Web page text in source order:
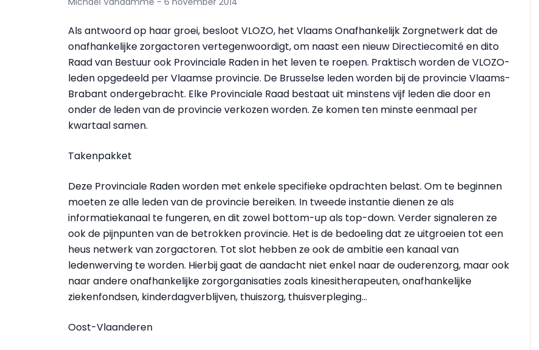
Als antwoord op haar groei, besloot VLOZO, het Vlaams Onafhankelijk Zorgnetwerk dat de
onafhankelijke zorgactoren vertegenwoordigt, om naast een nieuw Directiecomité en dito
Raad van Bestuur ook Provinciale Raden in het leven te roepen. Praktisch worden de VLOZO-
leden opgedeeld per Vlaamse provincie. De Brusselse leden worden bij de provincie Vlaams-
Brabant ondergebracht. Elke Provinciale Raad bestaat uit minstens vijf leden die door en
onder de leden van de provincie verkozen worden. Ze komen ten minste eenmaal per
kwartaal samen.
Takenpakket
Deze Provinciale Raden worden met enkele specifieke opdrachten belast. Om te beginnen
moeten ze alle leden van de provincie bereiken. In tweede instantie dienen ze als
informatiekanaal te fungeren, en dit zowel bottom-up als top-down. Verder signaleren ze
ook de pijnpunten van de betrokken provincie. Het is de bedoeling dat ze uitgroeien tot een
heus netwerk van zorgactoren. Tot slot hebben ze ook de ambitie een kanaal van
ledenwerving te worden. Hierbij gaat de aandacht niet enkel naar de ouderenzorg, maar ook
naar andere onafhankelijke zorgorganisaties zoals kinesitherapeuten, onafhankelijke
ziekenfondsen, kinderdagverblijven, thuiszorg, thuisverpleging...
Oost-Vlaanderen